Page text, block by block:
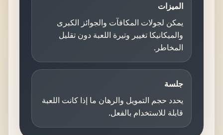
الميزات
يمكن لجولات المكافآت والجوائز الكبرى
والميكانيكا تغيير وتيرة اللعبة دون تقليل
المخاطر.
جلسة
يحدد حجم التمويل والرهان ما إذا كانت اللعبة
قابلة للاستخدام بالفعل.